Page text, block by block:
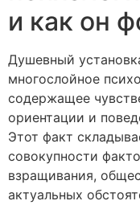
и как он
Душевный
многослойное
содержащее
ориентации и
Этот факт
совокупности
взращивания,
актуальных